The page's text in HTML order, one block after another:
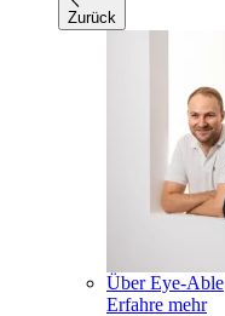
Zurück
Über Eye-Able
Erfahre mehr